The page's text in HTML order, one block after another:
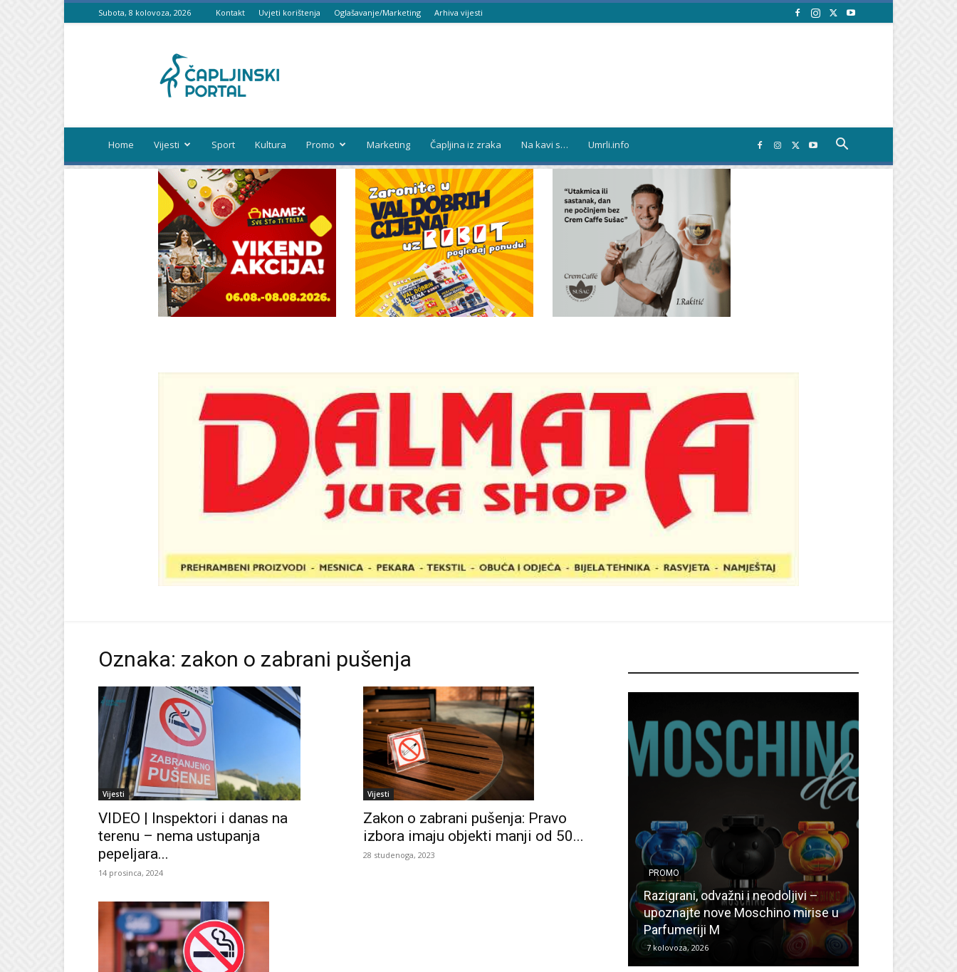
Subota, 8 kolovoza, 2026 Kontakt Uvjeti korištenja Oglašavanje/Marketing Arhiva vijesti
portal
Home Vijesti Sport Kultura Promo Marketing Čapljina iz zraka Na kavi s… Umrli.info
Oznaka: zakon o zabrani pušenja
Vijesti
VIDEO | Inspektori i danas na
terenu – nema ustupanja
pepeljara...
14 prosinca, 2024
Vijesti
Zakon o zabrani pušenja: Pravo
izbora imaju objekti manji od 50...
28 studenoga, 2023
PROMO
Razigrani, odvažni i neodoljivi –
upoznajte nove Moschino mirise u
Parfumeriji M
7 kolovoza, 2026